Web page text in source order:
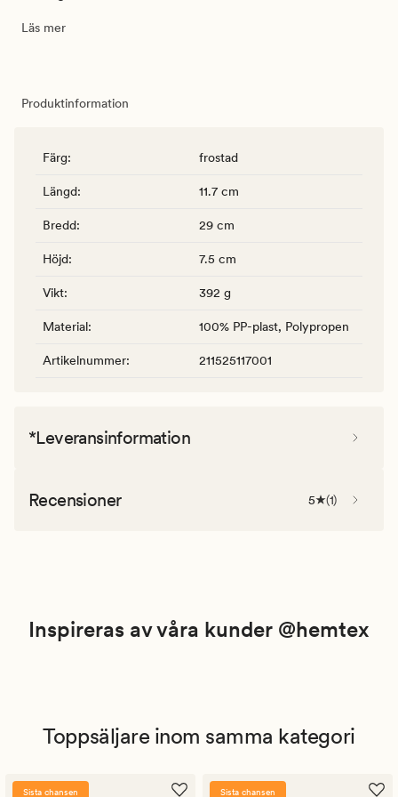
Läs mer
Produktinformation
Färg: frostad
Längd: 11.7 cm
Bredd: 29 cm
Höjd: 7.5 cm
Vikt: 392 g
Material: 100% PP-plast, Polypropen
Artikelnummer: 211525117001
*Leveransinformation
Recensioner 5 (1)
Inspireras av våra kunder @hemtex
Toppsäljare inom samma kategori
Sista chansen Sista chansen